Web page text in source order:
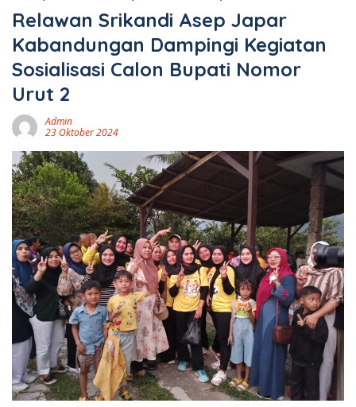
Relawan Srikandi Asep Japar
Kabandungan Dampingi Kegiatan
Sosialisasi Calon Bupati Nomor
Urut 2
Admin
23 Oktober 2024